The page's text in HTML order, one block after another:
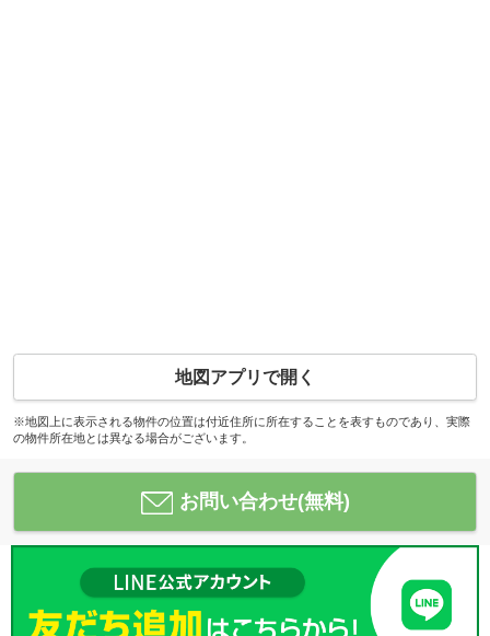
地図アプリで開く
※地図上に表示される物件の位置は付近住所に所在することを表すものであり、実際
の物件所在地とは異なる場合がございます。
お問い合わせ(無料)